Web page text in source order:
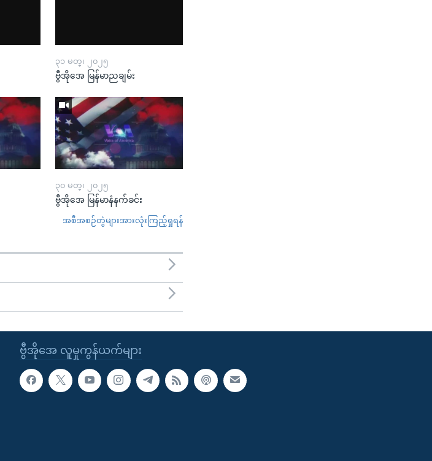
၃၁ မတ္၊ ၂၀၂၅
ဗွီအိုအေ မြန်မာညချမ်း
၃၀ မတ္၊ ၂၀၂၅
ဗွီအိုအေ မြန်မာနံနက်ခင်း
အစီအစဉ်တွဲများအားလုံးကြည့်ရှုရန်
ဗွီအိုအေ လူမှုကွန်ယက်များ